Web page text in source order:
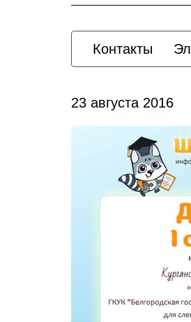
Контакты
23 августа 2016